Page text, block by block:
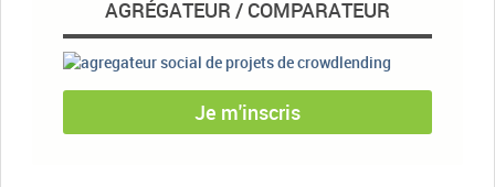
AGRÉGATEUR / COMPARATEUR
Je m'inscris